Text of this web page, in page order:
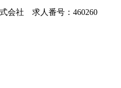
会社 求人番号：460260